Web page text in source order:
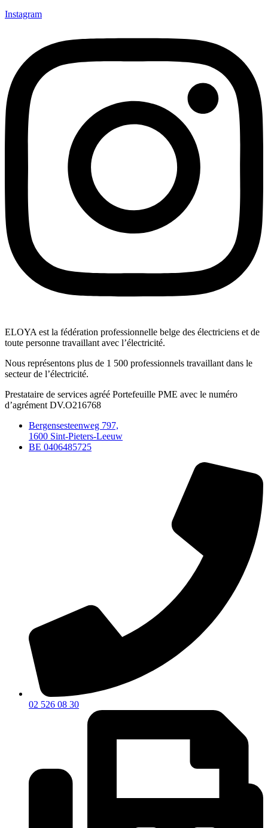
Instagram
ELOYA est la fédération professionnelle belge des électriciens et de
toute personne travaillant avec l’électricité.
Nous représentons plus de 1 500 professionnels travaillant dans le
secteur de l’électricité.
Prestataire de services agréé Portefeuille PME avec le numéro
d’agrément DV.O216768
Bergensesteenweg 797,
1600 Sint-Pieters-Leeuw
BE 0406485725
02 526 08 30